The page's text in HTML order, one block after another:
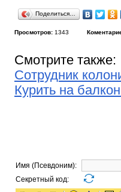
Поделиться…
Просмотров: 1343
Смотрите также:
Сотрудник
Курить на
Имя (Псевдоним):
Секретный код: